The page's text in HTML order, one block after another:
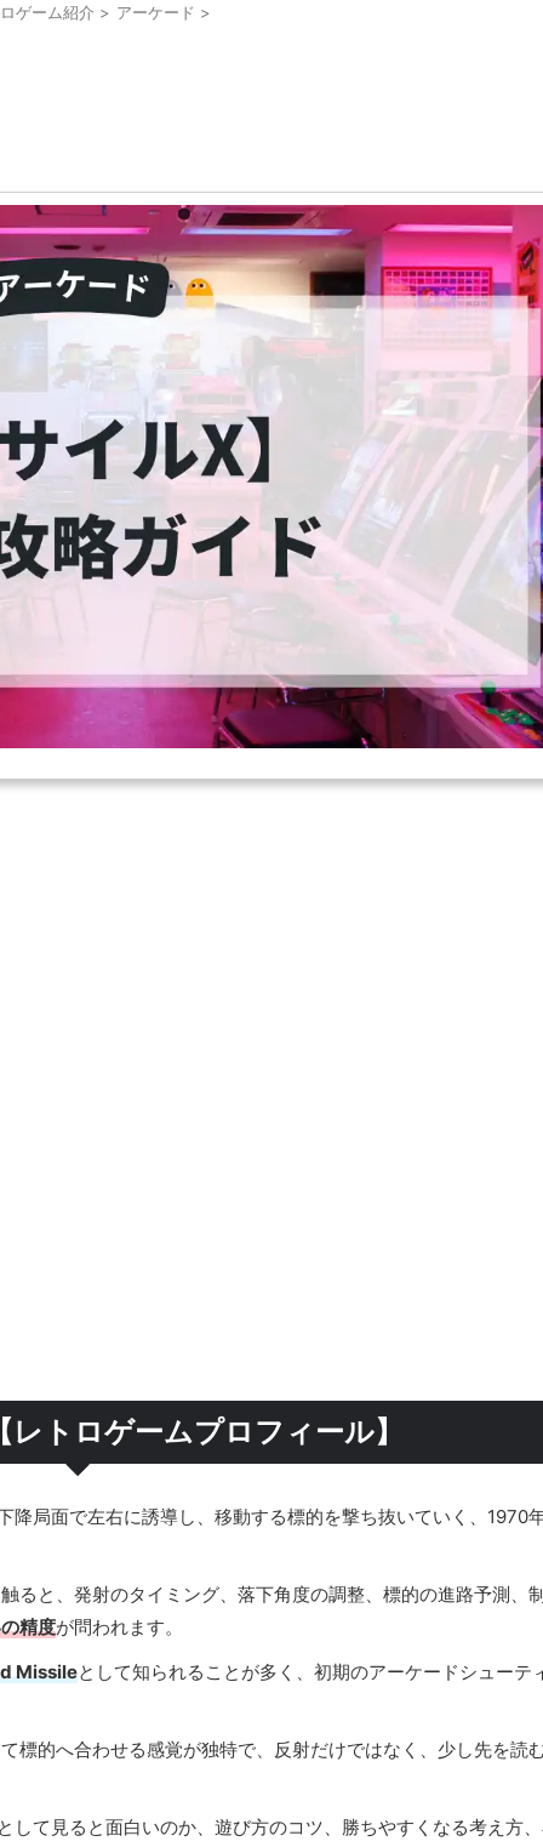
ゲーム紹介 > アーケード >
トロゲームプロフィール】
降局面で左右に誘導し、移動する標的を撃ち抜いていく、1970
ると、発射のタイミング、落下角度の調整、標的の進路予測、
精度が問われます。
Missileとして知られることが多く、初期のアーケードシューテ
標的へ合わせる感覚が独特で、反射だけではなく、少し先を読
して見ると面白いのか、遊び方のコツ、勝ちやすくなる考え方